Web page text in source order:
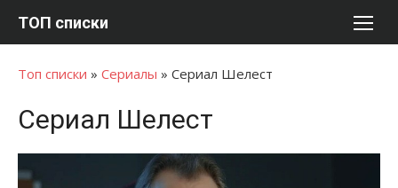
ТОП списки
Топ списки » Сериалы » Сериал Шелест
Сериал Шелест